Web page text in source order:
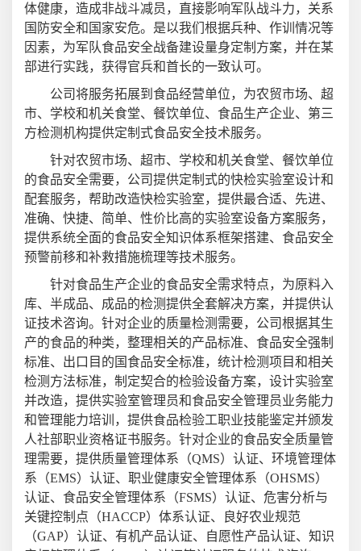
体健康，造成非战斗减员，直接影响军队战斗力，关系
国防安全和国家安危。是以我们根据兵种、作训情况等
因素，为军队食品安全战备建设量身定制方案，并在某
部进行实践，获得官兵和首长的一致认可。
公司将服务拓展到食品经营单位，为农贸市场、超
市、学校和机关食堂、餐饮单位、食品生产企业、第三
方检测机构提供定制式食品安全技术服务。
针对农贸市场、超市、学校和机关食堂、餐饮单位
的食品安全需要，公司提供定制式的快检实验室设计和
配套服务，帮助改造快检实验室，提供最合适、先进、
准确、快捷、简单、性价比高的实验室设备方案服务，
提供系统全面的食品安全知识体系框架搭建、食品安全
预警前移和补救措施梳理等技术服务。
针对食品生产企业的食品安全需求特点，为原料入
库、半成品、成品的检测提供全套解决方案，并提供认
证技术咨询。针对企业的质量检测需要，公司根据其生
产的食品的种类，整理相关的产品标准、食品安全强制
标准、出口目的国食品安全标准，统计检测项目和相关
检测方法标准，制定契合的检验设备方案，设计实验室
并改造，提供实验室管理员和食品安全管理员业务能力
和管理能力培训，提供食品检验工职业技能鉴定并颁发
人社部职业资格证书服务。针对企业的食品安全质量管
理需要，提供质量管理体系（QMS）认证、环境管理体
系（EMS）认证、职业健康安全管理体系（OHSMS）
认证、食品安全管理体系（FSMS）认证、危害分析与
关键控制点（HACCP）体系认证、良好农业规范
（GAP）认证、有机产品认证、自愿性产品认证、知识